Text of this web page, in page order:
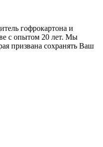
гофрокартона и
с опытом 20 лет. Мы
призвана сохранять Ваш